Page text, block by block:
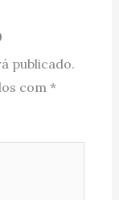
publicado.
com *